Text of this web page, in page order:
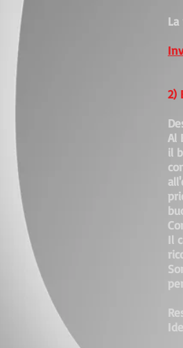
2)
Al
il
Il